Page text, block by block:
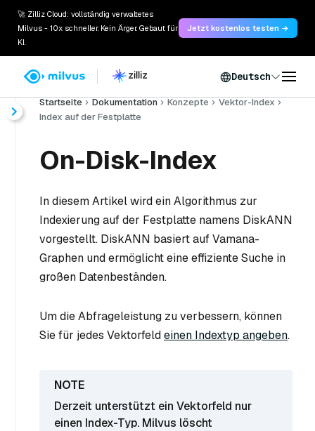
🚀 Zilliz Cloud: vollständig verwaltetes
Milvus - 10x schneller. Kein Ärger. Gebaut für
KI.
Jetzt kostenlos testen →
Deutsch
Startseite Dokumentation Konzepte
Vektor-Index
Index auf der Festplatte
On-Disk-Index
In diesem Artikel wird ein Algorithmus zur
Indexierung auf der Festplatte namens DiskANN
vorgestellt. DiskANN basiert auf Vamana-
Graphen und ermöglicht eine effiziente Suche in
großen Datenbeständen.
Um die Abfrageleistung zu verbessern, können
Sie für jedes Vektorfeldeinen Indextyp angeben.
Derzeit unterstützt ein Vektorfeld nur
einen Index-Typ. Milvus löscht